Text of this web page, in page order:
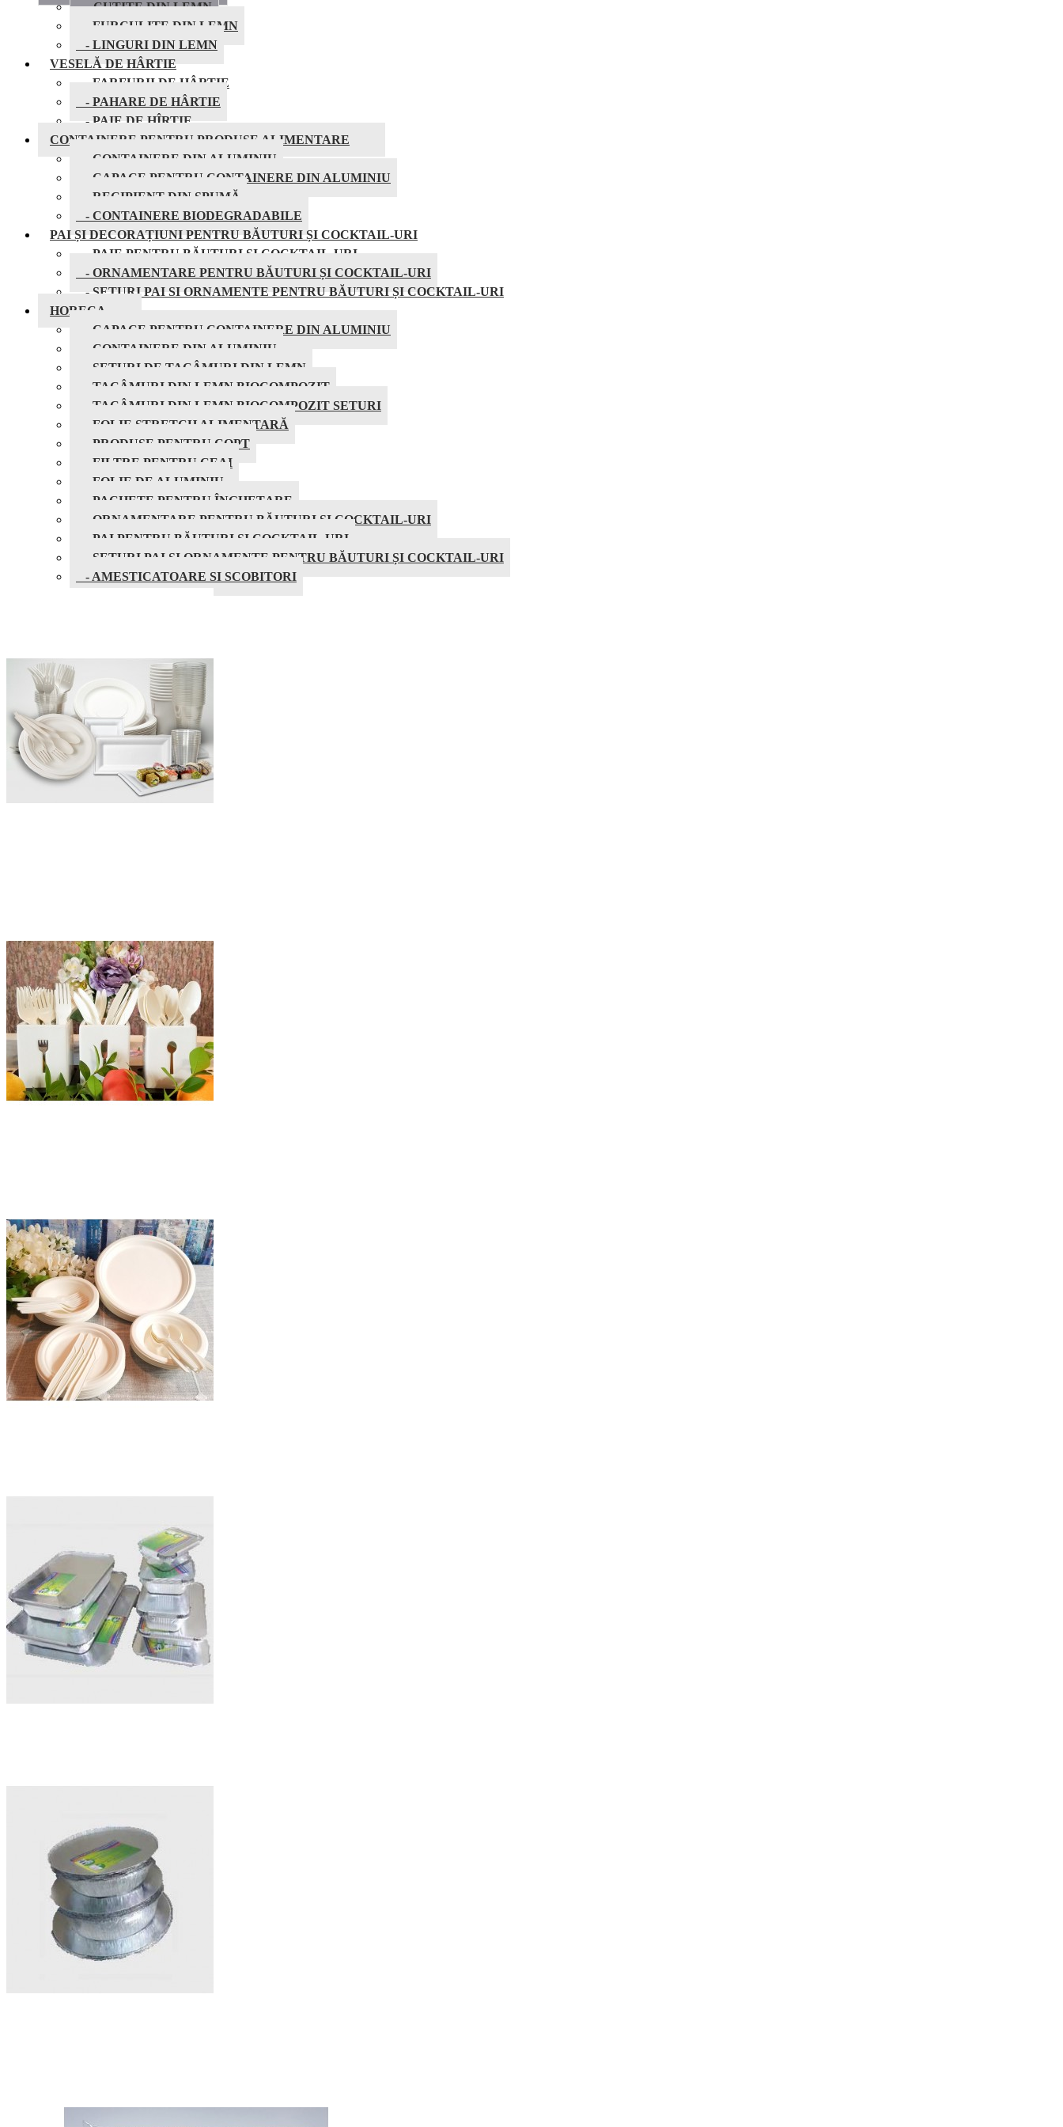
- CUTITE DIN LEMN
- FURCULITE DIN LEMN
- LINGURI DIN LEMN
VESELĂ DE HÂRTIE
- FARFURII DE HÂRTIE
- PAHARE DE HÂRTIE
- PAIE DE HÎRTIE
CONTAINERE PENTRU PRODUSE ALIMENTARE
- CONTAINERE DIN ALUMINIU
- CAPACE PENTRU CONTAINERE DIN ALUMINIU
- RECIPIENT DIN SPUMĂ
- CONTAINERE BIODEGRADABILE
PAI ȘI DECORAȚIUNI PENTRU BĂUTURI ȘI COCKTAIL-URI
- PAIE PENTRU BĂUTURI ȘI COCKTAIL-URI
- ORNAMENTARE PENTRU BĂUTURI ȘI COCKTAIL-URI
- SETURI PAI SI ORNAMENTE PENTRU BĂUTURI ȘI COCKTAIL-URI
HORECA
- CAPACE PENTRU CONTAINERE DIN ALUMINIU
- CONTAINERE DIN ALUMINIU
- SETURI DE TACÂMURI DIN LEMN
- TACÂMURI DIN LEMN BIOCOMPOZIT
- TACÂMURI DIN LEMN BIOCOMPOZIT SETURI
- FOLIE STRETCH ALIMENTARĂ
- PRODUSE PENTRU COPT
- FILTRE PENTRU CEAI
- FOLIE DE ALUMINIU
- PACHETE PENTRU ÎNGHEȚARE
- ORNAMENTARE PENTRU BĂUTURI ȘI COCKTAIL-URI
- PAI PENTRU BĂUTURI ȘI COCKTAIL-URI
- SETURI PAI SI ORNAMENTE PENTRU BĂUTURI ȘI COCKTAIL-URI
- AMESTICATOARE SI SCOBITORI